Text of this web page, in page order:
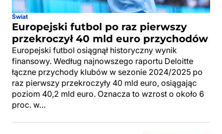
Świat
Europejski futbol po raz pierwszy
przekroczył 40 mld euro przychodów
Europejski futbol osiągnął historyczny wynik
finansowy. Według najnowszego raportu Deloitte
łączne przychody klubów w sezonie 2024/2025 po
raz pierwszy przekroczyły 40 mld euro, osiągając
poziom 40,2 mld euro. Oznacza to wzrost o około 6
proc. w…